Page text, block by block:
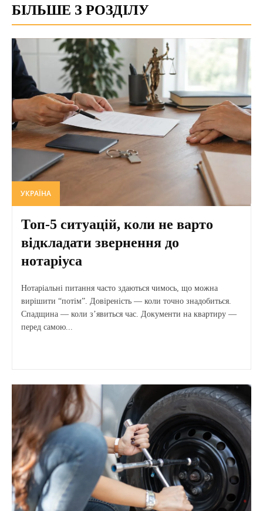
БІЛЬШЕ З РОЗДІЛУ
УКРАЇНА
Топ-5 ситуацій, коли не варто
відкладати звернення до
нотаріуса
Нотаріальні питання часто здаються чимось, що можна
вирішити “потім”. Довіреність — коли точно знадобиться.
Спадщина — коли з’явиться час. Документи на квартиру —
перед самою...